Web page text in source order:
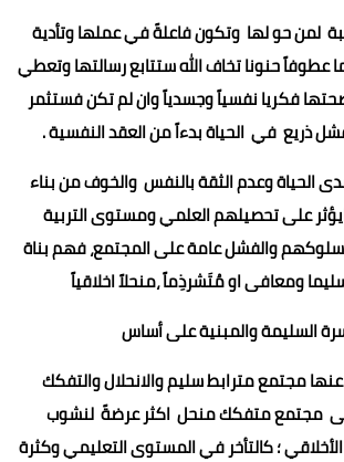
لمن حو لها وتكون فاعلةً في عملها وتأدية
عطوفاً حنونا تخاف الله ستتابع رسالتها وتعطي
فكريا نفسياً وجسدياً وان لم تكن فستثمر
ذريع في الحياة بدءاً من العقد النفسية .
الحياة وعدم الثقة بالنفس والخوف من بناء
على تحصيلهم العلمي ومستوى التربية
والفشل عامة على المجتمع، فهم بناة
ومعافى او مُتَشرذِماً ،منحلاً اخلاقياً
السليمة والمبنية على أساس
مجتمع مترابط سليم والانحلال والتفكك
مجتمع متفكك منحل اكثر عرضةً لنشوب
؛ كالتأخر في المستوى التعليمي وكثرة